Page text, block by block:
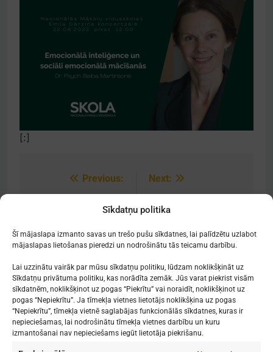
Sīkdatņu politika
Šī mājaslapa izmanto savas un trešo pušu sīkdatnes, lai palīdzētu uzlabot
mājaslapas lietošanas pieredzi un nodrošinātu tās teicamu darbību.
Lai uzzinātu vairāk par mūsu sīkdatņu politiku, lūdzam noklikšķināt uz
Sīkdatņu privātuma politiku, kas norādīta zemāk. Jūs varat piekrist visām
sīkdatnēm, noklikšķinot uz pogas “Piekrītu” vai noraidīt, noklikšķinot uz
pogas “Nepiekrītu”. Ja tīmekļa vietnes lietotājs noklikšķina uz pogas
“Nepiekrītu”, tīmekļa vietnē saglabājas funkcionālās sīkdatnes, kuras ir
nepieciešamas, lai nodrošinātu tīmekļa vietnes darbību un kuru
izmantošanai nav nepieciešams iegūt lietotāja piekrišanu.
[:]
Previous:
vējiņi”[:]
Next:
Rīgas Doma kora
skolā[:]
Mākslu izglītības kompetences centrs
"Nacionālā Mākslu vidusskola"
RĪGAS DOMA KORA SKOLA